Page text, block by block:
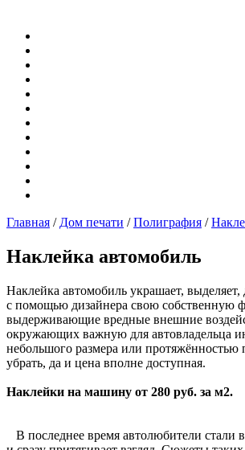
Главная / Дом печати /Полиграфия /
Наклейка автомобиль
Наклейка автомобиль украшает,
с помощью дизайнера свою собственную
выдерживающие вредные внешние
окружающих важную для автовладельца
небольшого размера или протяжённостью
убрать, да и цена вполне доступная.
Наклейки на машину от 280 руб. за м2.
В последнее время автолюбители стали